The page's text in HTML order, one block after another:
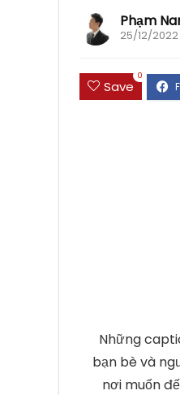
Phạm
25/12/2022
Save
0
Những
bạn bè và
nơi muốn